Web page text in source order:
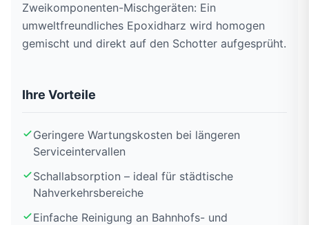
Zweikomponenten-Mischgeräten: Ein
umweltfreundliches Epoxidharz wird homogen
gemischt und direkt auf den Schotter aufgesprüht.
Ihre Vorteile
Geringere Wartungskosten bei längeren
Serviceintervallen
Schallabsorption – ideal für städtische
Nahverkehrsbereiche
Einfache Reinigung an Bahnhofs- und